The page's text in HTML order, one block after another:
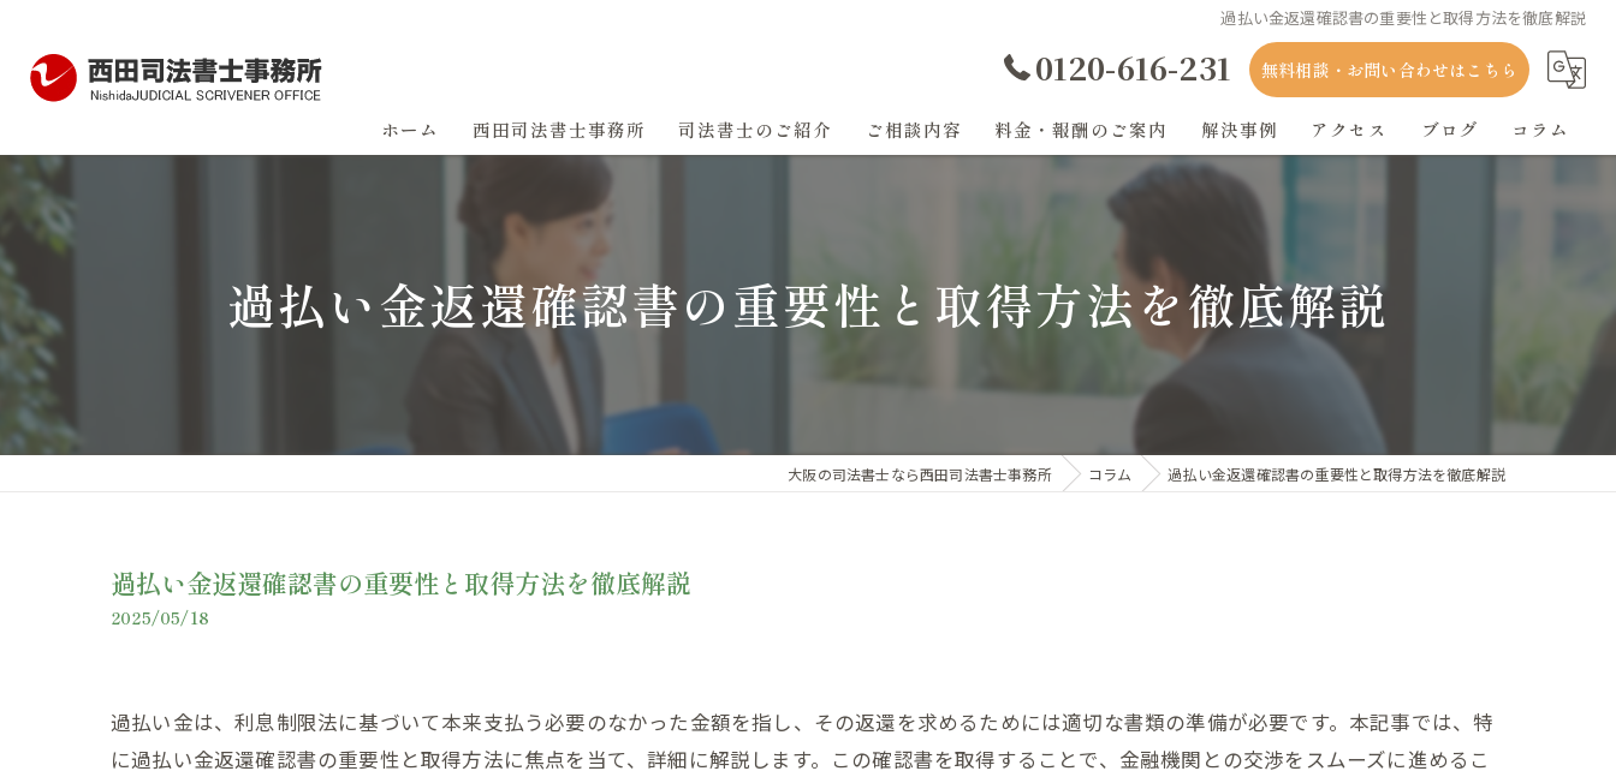
過払い金返還確認書の重要性と取得方法を徹底解説
0120-616-231 無料相談・お問い合わせはこちら
ホーム 西田司法書士事務所 司法書士のご紹介 ご相談内容
登記
料金・報酬のご案内 解決事例 アクセス ブログ コラム
過払い金返還確認書の重要性と取得方法を徹底解説
大阪の司法書士なら西田司法書士事務所 コラム 過払い金返還確認書の重要性と取得方法を徹底解説
過払い金返還確認書の重要性と取得方法を徹底解説
2025/05/18
過払い金は、利息制限法に基づいて本来支払う必要のなかった金額を指し、その返還を求めるためには適切な書類の準備が必要です。本記事では、特
に過払い金返還確認書の重要性と取得方法に焦点を当て、詳細に解説します。この確認書を取得することで、金融機関との交渉をスムーズに進めるこ